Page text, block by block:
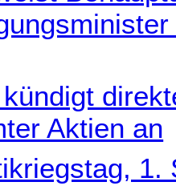
Aktien an
1.